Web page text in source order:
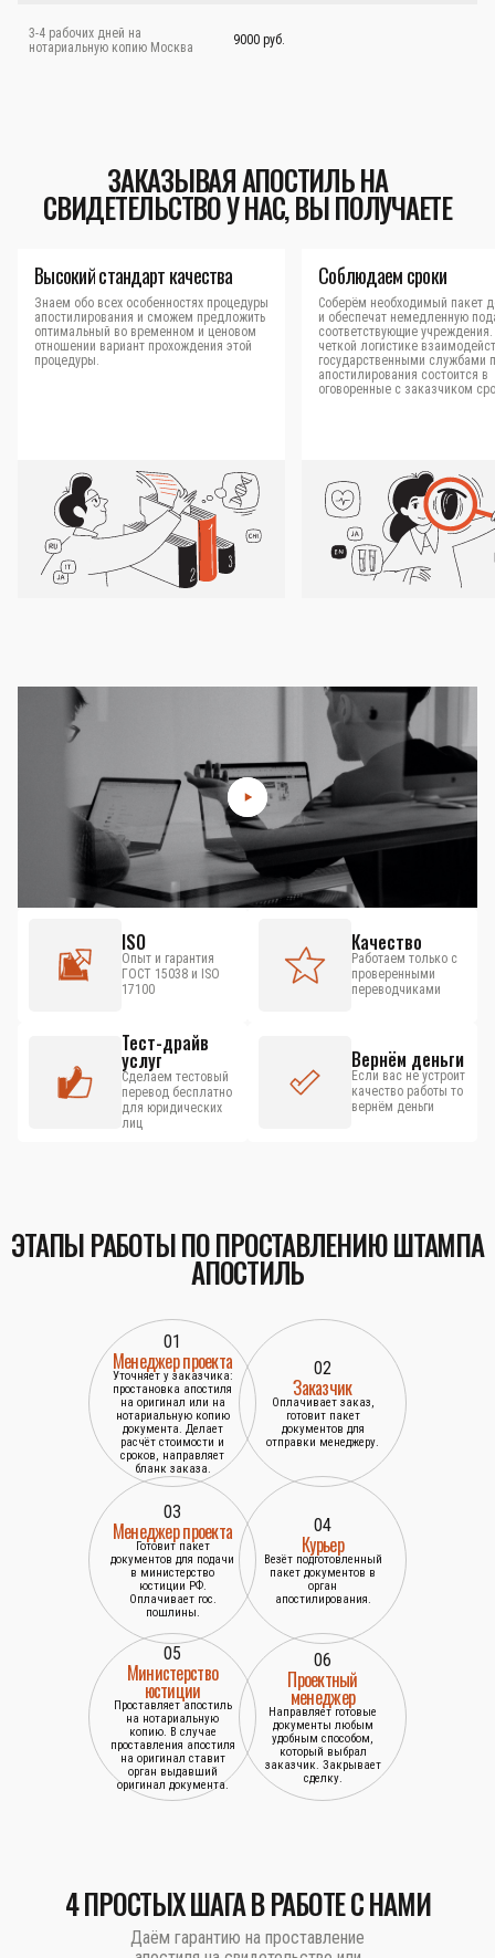
3-4 рабочих дней на
нотариальную копию Москва
9000 руб.
ЗАКАЗЫВАЯ АПОСТИЛЬ НА
СВИДЕТЕЛЬСТВО У НАС, ВЫ ПОЛУЧАЕТЕ
Высокий стандарт качества
Знаем обо всех особенностях процедуры
апостилирования и сможем предложить
оптимальный во временном и ценовом
отношении вариант прохождения этой
процедуры.
Соблюдаем сроки
Соберём необходимый пакет
и обеспечат немедленную
соответствующие
четкой логистике
государственными службами
апостилирования состоится в
оговоренные с заказчиком
ISO
Опыт и гарантия
ГОСТ 15038 и ISO
17100
Качество
Работаем только с
проверенными
переводчиками
Тест-драйв
услуг
Сделаем тестовый
перевод бесплатно
для юридических
лиц
Вернём деньги
Если вас не устроит
качество работы то
вернём деньги
ЭТАПЫ РАБОТЫ ПО ПРОСТАВЛЕНИЮ ШТАМПА
АПОСТИЛЬ
01
Менеджер проекта
Уточняет у заказчика:
простановка апостиля
на оригинал или на
нотариальную копию
документа. Делает
расчёт стоимости и
сроков, направляет
бланк заказа.
02
Заказчик
Оплачивает заказ,
готовит пакет
документов для
отправки менеджеру.
03
Менеджер проекта
Готовит пакет
документов для подачи
в министерство
юстиции РФ.
Оплачивает гос.
пошлины.
04
Курьер
Везёт подготовленный
пакет документов в
орган
апостилирования.
05
Министерство
юстиции
Проставляет апостиль
на нотариальную
копию. В случае
проставления апостиля
на оригинал ставит
орган выдавший
оригинал документа.
06
Проектный
менеджер
Направляет готовые
документы любым
удобным способом,
который выбрал
заказчик. Закрывает
сделку.
4 ПРОСТЫХ ШАГА В РАБОТЕ С НАМИ
Даём гарантию на проставление